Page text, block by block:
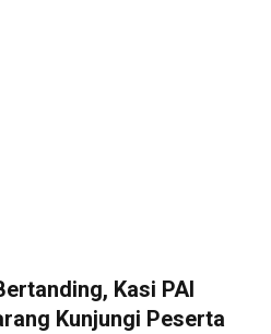
Kasi PAI
Kunjungi Peserta